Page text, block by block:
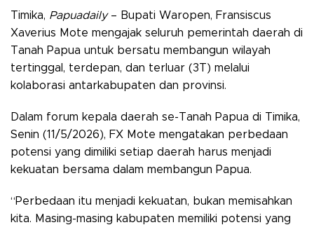
Timika, Papuadaily– Bupati Waropen, Fransiscus
Xaverius Mote mengajak seluruh pemerintah daerah di
Tanah Papua untuk bersatu membangun wilayah
tertinggal, terdepan, dan terluar (3T) melalui
kolaborasi antarkabupaten dan provinsi.
Dalam forum kepala daerah se-Tanah Papua di Timika,
Senin (11/5/2026), FX Mote mengatakan perbedaan
potensi yang dimiliki setiap daerah harus menjadi
kekuatan bersama dalam membangun Papua.
“Perbedaan itu menjadi kekuatan, bukan memisahkan
kita. Masing-masing kabupaten memiliki potensi yang